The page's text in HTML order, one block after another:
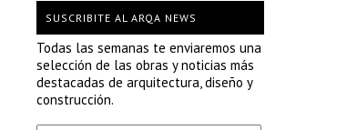
SUSCRIBITE AL ARQA NEWS
Todas las semanas te enviaremos una
selección de las obras y noticias más
destacadas de arquitectura, diseño y
construcción.